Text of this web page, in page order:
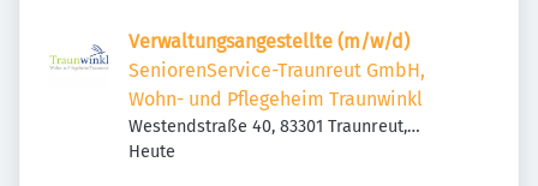
Verwaltungsangestellte (m/w/d)
SeniorenService-Traunreut GmbH,
Wohn- und Pflegeheim Traunwinkl
Westendstraße 40, 83301 Traunreut,
Deutschland
Veröffentlicht
Heute